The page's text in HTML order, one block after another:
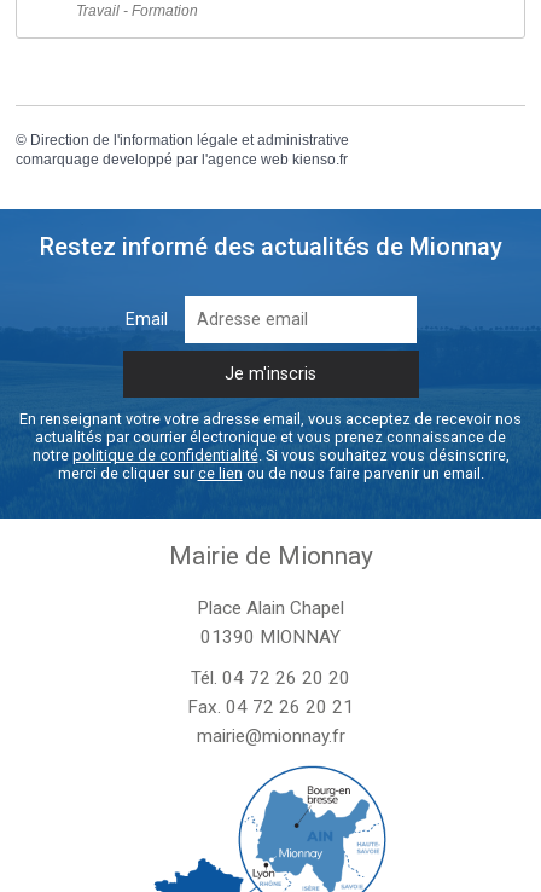
Travail - Formation
© Direction de l'information légale et administrative
comarquage developpé par l'agence web kienso.fr
Restez informé des actualités de Mionnay
Email
En renseignant votre votre adresse email, vous acceptez de recevoir nos
actualités par courrier électronique et vous prenez connaissance de
notre politique de confidentialité. Si vous souhaitez vous désinscrire,
merci de cliquer surce lien ou de nous faire parvenir un email.
Mairie de Mionnay
Place Alain Chapel
01390 MIONNAY
Tél. 04 72 26 20 20
Fax. 04 72 26 20 21
mairie@mionnay.fr